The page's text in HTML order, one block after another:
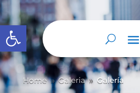
Abrir barra de herramientas
Home 9 Galeria 9 Galería